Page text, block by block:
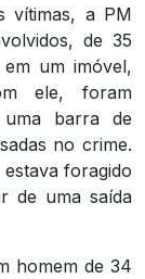
vítimas, a PM
de 35
um imóvel,
ele, foram
barra de
no crime.
foragido
de uma saída
homem de 34